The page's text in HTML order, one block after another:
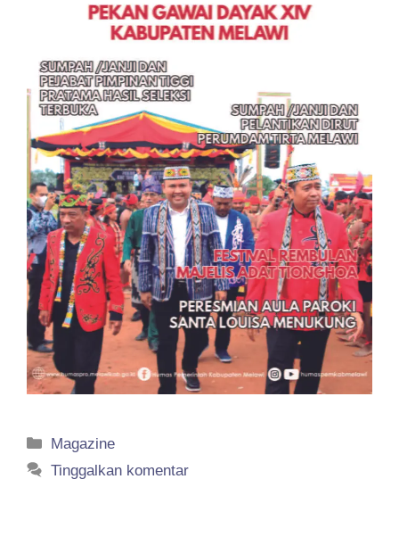
Kategori
Magazine
Tinggalkan komentar